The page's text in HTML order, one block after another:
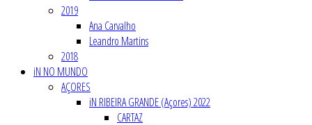
2019
Ana Carvalho
Leandro Martins
2018
iN NO MUNDO
AÇORES
iN RIBEIRA GRANDE (Açores) 2022
CARTAZ